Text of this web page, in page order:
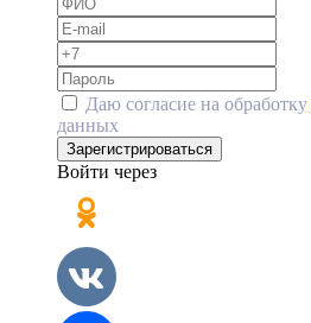
Даю согласие на обработку
данных
Зарегистрироваться
Войти через